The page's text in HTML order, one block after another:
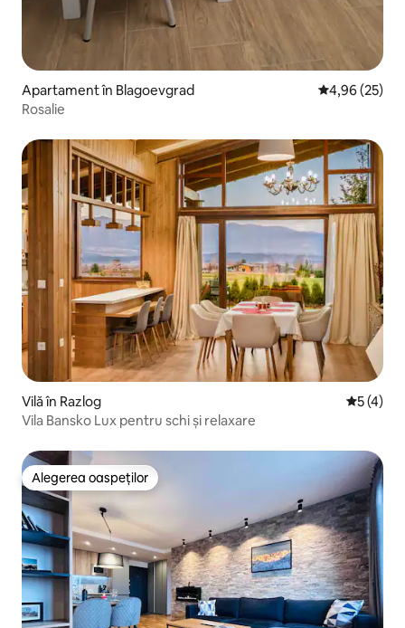
Apartament în Blagoevgrad Scor mediu
4,96 (25)
Rosalie
Vilă în Razlog Scor
5 (4)
Vila Bansko Lux pentru schi și relaxare
Alegerea oaspeților
Alegerea oaspeților